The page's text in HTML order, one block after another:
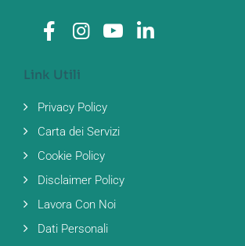
Link Utili
Privacy Policy
Carta dei Servizi
Cookie Policy
Disclaimer Policy
Lavora Con Noi
Dati Personali